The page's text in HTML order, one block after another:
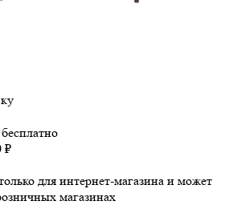
₽
для интернет-магазина и может
магазинах